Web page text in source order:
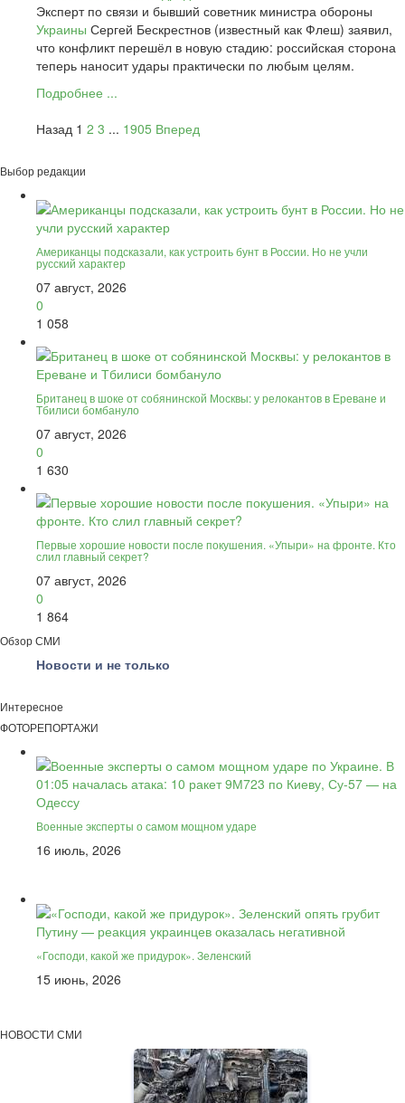
Эксперт по связи и бывший советник министра обороны
Украины Сергей Бескрестнов (известный как Флеш) заявил,
что конфликт перешёл в новую стадию: российская сторона
теперь наносит удары практически по любым целям.
Подробнее ...
Назад 1 2 3 ... 1905 Вперед
Выбор редакции
Американцы подсказали, как устроить бунт в России. Но не учли
русский характер
07 август, 2026
0
1 058
Британец в шоке от собянинской Москвы: у релокантов в Ереване и
Тбилиси бомбануло
07 август, 2026
0
1 630
Первые хорошие новости после покушения. «Упыри» на фронте. Кто
слил главный секрет?
07 август, 2026
0
1 864
Обзор СМИ
Новости и не только
Интересное
ФОТОРЕПОРТАЖИ
Военные эксперты о самом мощном ударе
16 июль, 2026
«Господи, какой же придурок». Зеленский
15 июнь, 2026
НОВОСТИ СМИ